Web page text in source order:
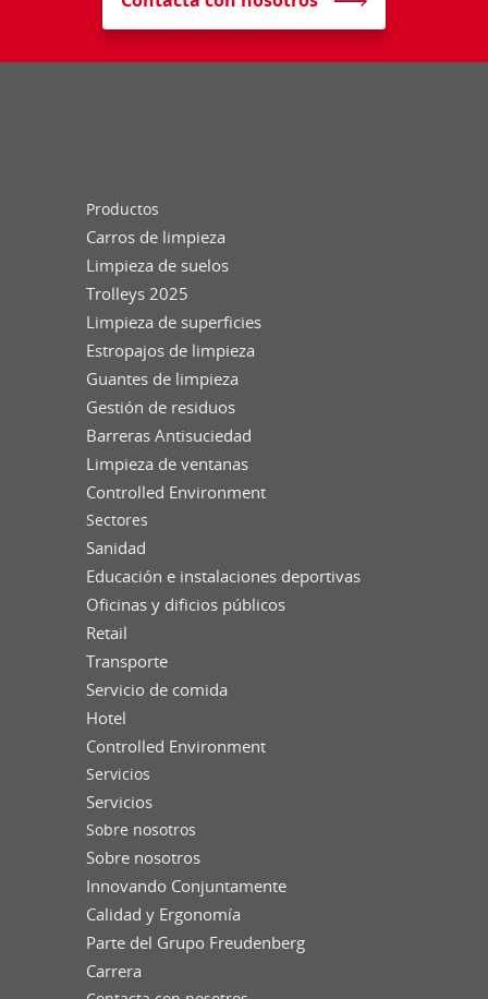
Productos
Carros de limpieza
Limpieza de suelos
Trolleys 2025
Limpieza de superficies
Estropajos de limpieza
Guantes de limpieza
Gestión de residuos
Barreras Antisuciedad
Limpieza de ventanas
Controlled Environment
Sectores
Sanidad
Educación e instalaciones deportivas
Oficinas y dificios públicos
Retail
Transporte
Servicio de comida
Hotel
Controlled Environment
Servicios
Servicios
Sobre nosotros
Sobre nosotros
Innovando Conjuntamente
Calidad y Ergonomía
Parte del Grupo Freudenberg
Carrera